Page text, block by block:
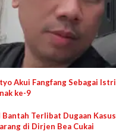
Akui Fangfang Sebagai
ke-9
Bantah Terlibat Dugaan
di Dirjen Bea Cukai